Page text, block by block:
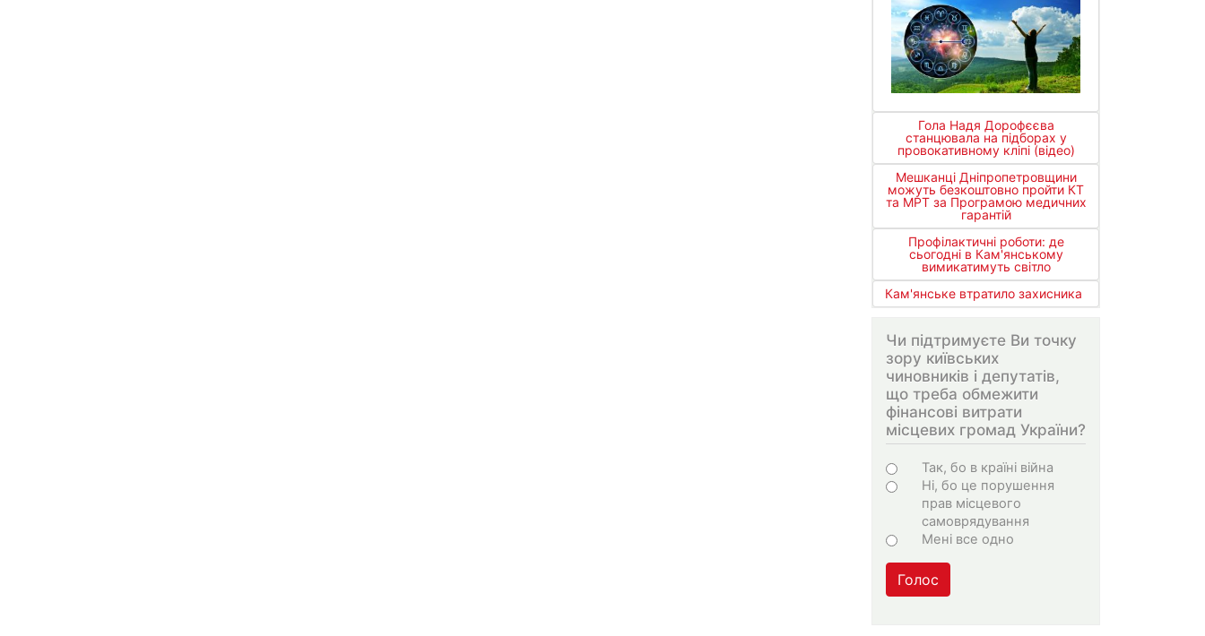
Гола Надя Дорофєєва
станцювала на підборах у
провокативному кліпі (відео)
Мешканці Дніпропетровщини
можуть безкоштовно пройти КТ
та МРТ за Програмою медичних
гарантій
Профілактичні роботи: де
сьогодні в Кам'янському
вимикатимуть світло
Кам'янське втратило захисника
Чи підтримуєте Ви точку
зору київських
чиновників і депутатів,
що треба обмежити
фінансові витрати
місцевих громад України?
Варіанти
Так, бо в країні війна
Ні, бо це порушення
прав місцевого
самоврядування
Мені все одно
Голос